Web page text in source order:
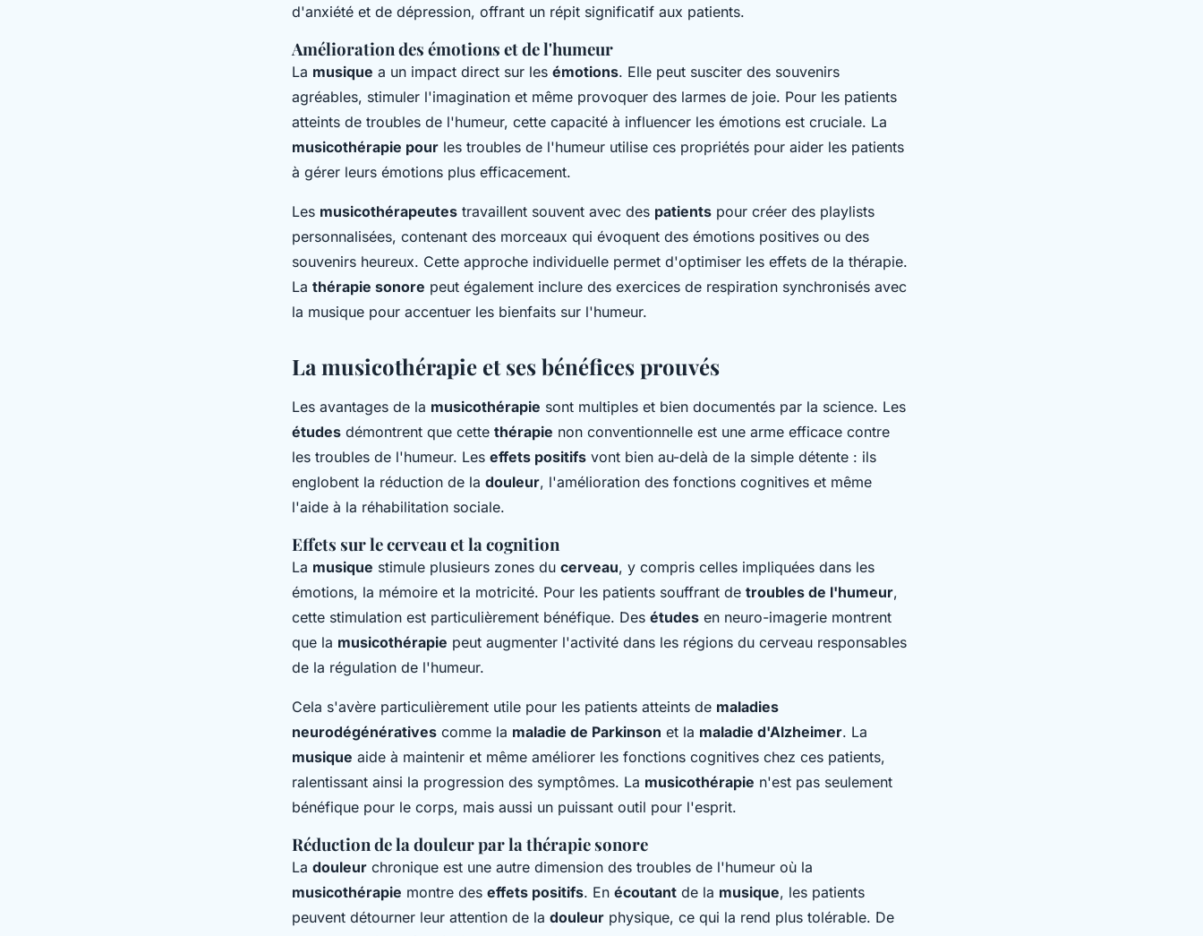
d'anxiété et de dépression, offrant un répit significatif aux patients.
Amélioration des émotions et de l'humeur
La musique a un impact direct sur les émotions. Elle peut susciter des souvenirs
agréables, stimuler l'imagination et même provoquer des larmes de joie. Pour les patients
atteints de troubles de l'humeur, cette capacité à influencer les émotions est cruciale. La
musicothérapie pour les troubles de l'humeur utilise ces propriétés pour aider les patients
à gérer leurs émotions plus efficacement.
Les musicothérapeutes travaillent souvent avec des patients pour créer des playlists
personnalisées, contenant des morceaux qui évoquent des émotions positives ou des
souvenirs heureux. Cette approche individuelle permet d'optimiser les effets de la thérapie.
La thérapie sonore peut également inclure des exercices de respiration synchronisés avec
la musique pour accentuer les bienfaits sur l'humeur.
La musicothérapie et ses bénéfices prouvés
Les avantages de la musicothérapie sont multiples et bien documentés par la science. Les
études démontrent que cette thérapie non conventionnelle est une arme efficace contre
les troubles de l'humeur. Les effets positifs vont bien au-delà de la simple détente : ils
englobent la réduction de la douleur, l'amélioration des fonctions cognitives et même
l'aide à la réhabilitation sociale.
Effets sur le cerveau et la cognition
La musique stimule plusieurs zones du cerveau, y compris celles impliquées dans les
émotions, la mémoire et la motricité. Pour les patients souffrant de troubles de l'humeur,
cette stimulation est particulièrement bénéfique. Des études en neuro-imagerie montrent
que la musicothérapie peut augmenter l'activité dans les régions du cerveau responsables
de la régulation de l'humeur.
Cela s'avère particulièrement utile pour les patients atteints de maladies
neurodégénératives comme la maladie de Parkinson et la maladie d'Alzheimer. La
musique aide à maintenir et même améliorer les fonctions cognitives chez ces patients,
ralentissant ainsi la progression des symptômes. La musicothérapie n'est pas seulement
bénéfique pour le corps, mais aussi un puissant outil pour l'esprit.
Réduction de la douleur par la thérapie sonore
La douleur chronique est une autre dimension des troubles de l'humeur où la
musicothérapie montre des effets positifs. En écoutant de la musique, les patients
peuvent détourner leur attention de la douleur physique, ce qui la rend plus tolérable. De